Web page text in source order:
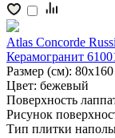
Atlas Concorde
Керамогранит
Размер (см): 80x160
Цвет: бежевый
Поверхность
Рисунок
Тип плитки